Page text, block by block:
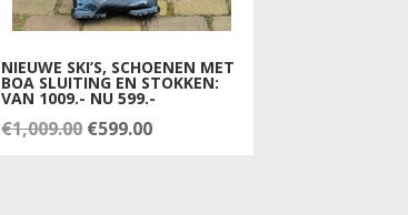
NIEUWE SKI’S, SCHOENEN MET
BOA SLUITING EN STOKKEN:
VAN 1009.- NU 599.-
€1,009.00 Oorspronkelijke
€599.00Huidige